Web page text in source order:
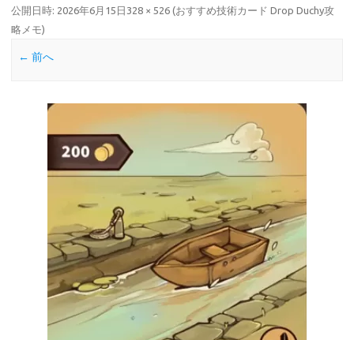
公開日時: 2026年6月15日 328 × 526 (おすすめ技術カード Drop Duchy攻
略メモ)
← 前へ